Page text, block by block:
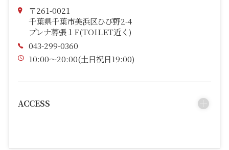
〒261-0021
千葉県千葉市美浜区ひび野2-4
プレナ幕張１F(TOILET近く)
043-299-0360
10:00～20:00(土日祝日19:00)
ACCESS